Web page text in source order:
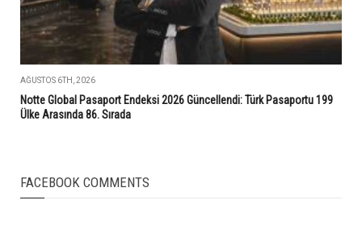
AĞUSTOS 6TH, 2026
Notte Global Pasaport Endeksi 2026 Güncellendi: Türk Pasaportu 199
Ülke Arasında 86. Sırada
FACEBOOK COMMENTS